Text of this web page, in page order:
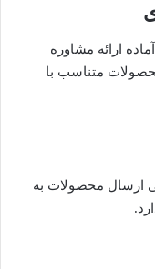
ارائه مشاوره
متناسب با
ارسال محصولات به